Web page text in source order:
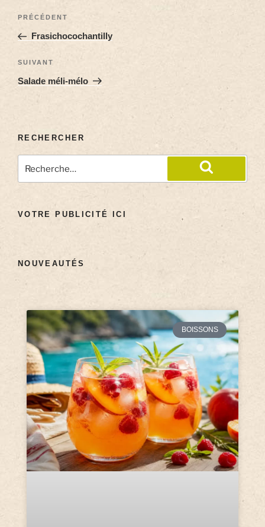
PRÉCÉDENT
Frasichocochantilly
SUIVANT
Salade méli-mélo
RECHERCHER
VOTRE PUBLICITÉ ICI
NOUVEAUTÉS
BOISSONS